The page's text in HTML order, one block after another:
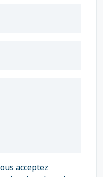
acceptez